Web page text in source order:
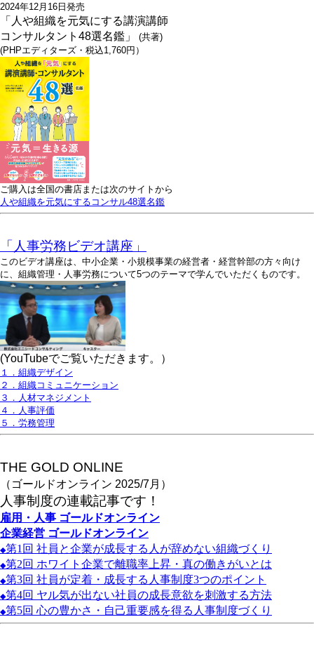
2024年12月16日発売
「人や組織を元気にする講演講師
コンサルタント48選名鑑」 (共著)
(PHPエディターズ・税込1,760円）
ご購入は全国の書店または次のサイトから
人や組織を元気にするコンサル48選名鑑
「人事労務ビデオ講座」
このビデオ講座は、中小企業・小規模事業の経営者・経営幹部の方々向け
に、組織管理・人事労務について5つのテーマで学んでいただくものです。
(YouTubeでご覧いただきます。）
１．組織デザイン
２．組織コミュニケーション
３．人材マネジメント
４．人事評価
５．労務管理
THE GOLD ONLINE
（ゴールドオンライン 2025/7月）
人事制度の連載記事です！
雇用・人事 ゴールドオンライン
企業経営 ゴールドオンライン
◆第1 回 社員と企業が成長する人が辞めない組織づくり
◆第2回 ホワイト企業で離職率上昇・真の働きがいとは
◆第3回 社員が定着・成長する人事制度3つのポイント
◆第4回 ヤル気が出ない社員の成長意欲を刺激する方法
◆第5回 心の豊かさ・自己重要感を得る人事制度づくり